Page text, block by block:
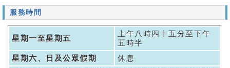
服務時間
星期一至星期五
上午八時四十五分至下午
五時半
星期六、日及公眾假期
休息